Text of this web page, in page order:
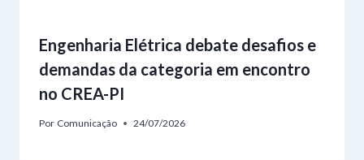
Engenharia Elétrica debate desafios e
demandas da categoria em encontro
no CREA-PI
Por Comunicação 24/07/2026